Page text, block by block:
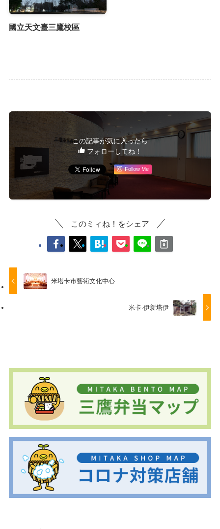
國立天文臺三鷹校區
この記事が気に入ったら
フォローしてね！
Follow Me
このミィね！をシェア
米塔卡市藝術文化中心
米卡·伊新塔伊